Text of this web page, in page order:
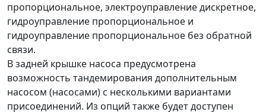
пропорциональное, электроуправление дискретное,
гидроуправление пропорциональное и
гидроуправление пропорциональное без обратной
связи.
В задней крышке насоса предусмотрена
возможность тандемирования дополнительным
насосом (насосами) с несколькими вариантами
присоединений. Из опций также будет доступен